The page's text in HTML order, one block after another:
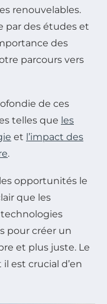
renouvelables.
par des études et
des
parcours vers
de ces
telles que les
et l’impact des
.
opportunités le
que les
pour créer un
et plus juste. Le
est crucial d’en